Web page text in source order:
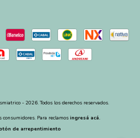
- 2026. Todos los derechos reservados.
consumidores. Para reclamos ingresá acá.
de arrepentimiento